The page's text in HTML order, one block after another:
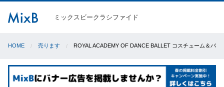
ミックスビークラシファイド
HOME 売ります ROYAL ACADEMY OF DANCE BALLET コスチューム＆バレ